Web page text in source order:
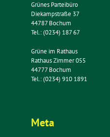
Grünes Parteibüro
Diekampstraße 37
44787 Bochum
Tel.: (0234) 187 67
Grüne im Rathaus
Rathaus Zimmer 055
44777 Bochum
Tel.: (0234) 910 1891
Meta